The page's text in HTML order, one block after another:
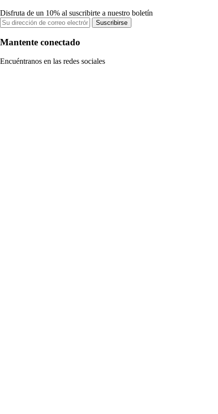
Disfruta de un 10% al suscribirte a nuestro boletín
Suscribirse
Mantente conectado
Encuéntranos en las redes sociales